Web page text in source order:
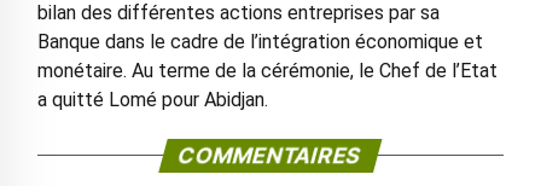
bilan des différentes actions entreprises par sa
Banque dans le cadre de l’intégration économique et
monétaire. Au terme de la cérémonie, le Chef de l’Etat
a quitté Lomé pour Abidjan.
COMMENTAIRES